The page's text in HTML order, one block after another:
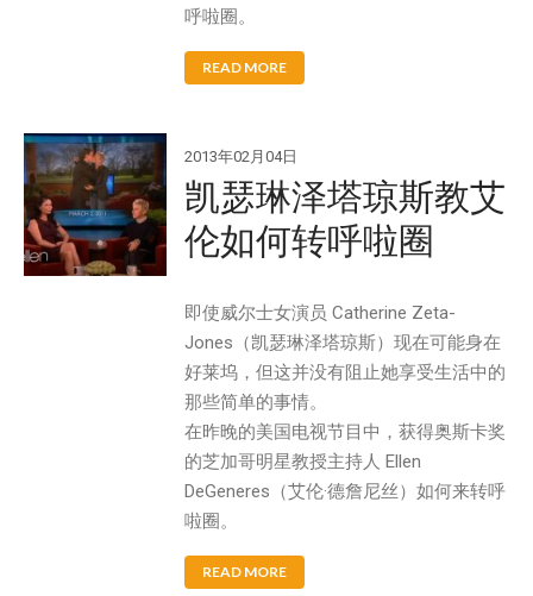
Hacky Sack
Hula Hoop
Pop Bang
Slip 'N Slide
Snowboogie
Splash 'N Score
Super Kites
Superball
Wham-O邀请您参观2020年德国
Wham-O邀请您参观2019年香港
玩具展
呼啦圈。
READ MORE
2013年02月04日
凯瑟琳泽塔琼斯教艾
伦如何转呼啦圈
即使威尔士女演员 Catherine Zeta-
Jones（凯瑟琳泽塔琼斯）现在可能身在
好莱坞，但这并没有阻止她享受生活中的
那些简单的事情。
在昨晚的美国电视节目中，获得奥斯卡奖
的芝加哥明星教授主持人 Ellen
DeGeneres（艾伦·德詹尼丝）如何来转呼
啦圈。
READ MORE